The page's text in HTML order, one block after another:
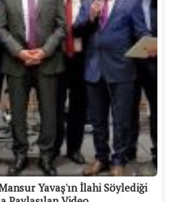
Yavaş'ın İlahi Söylediği